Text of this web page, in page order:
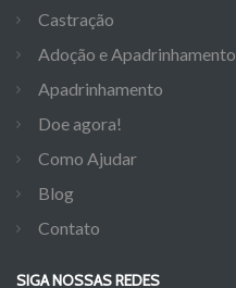
Castração
Adoção e Apadrinhamento
Apadrinhamento
Doe agora!
Como Ajudar
Blog
Contato
SIGA NOSSAS REDES